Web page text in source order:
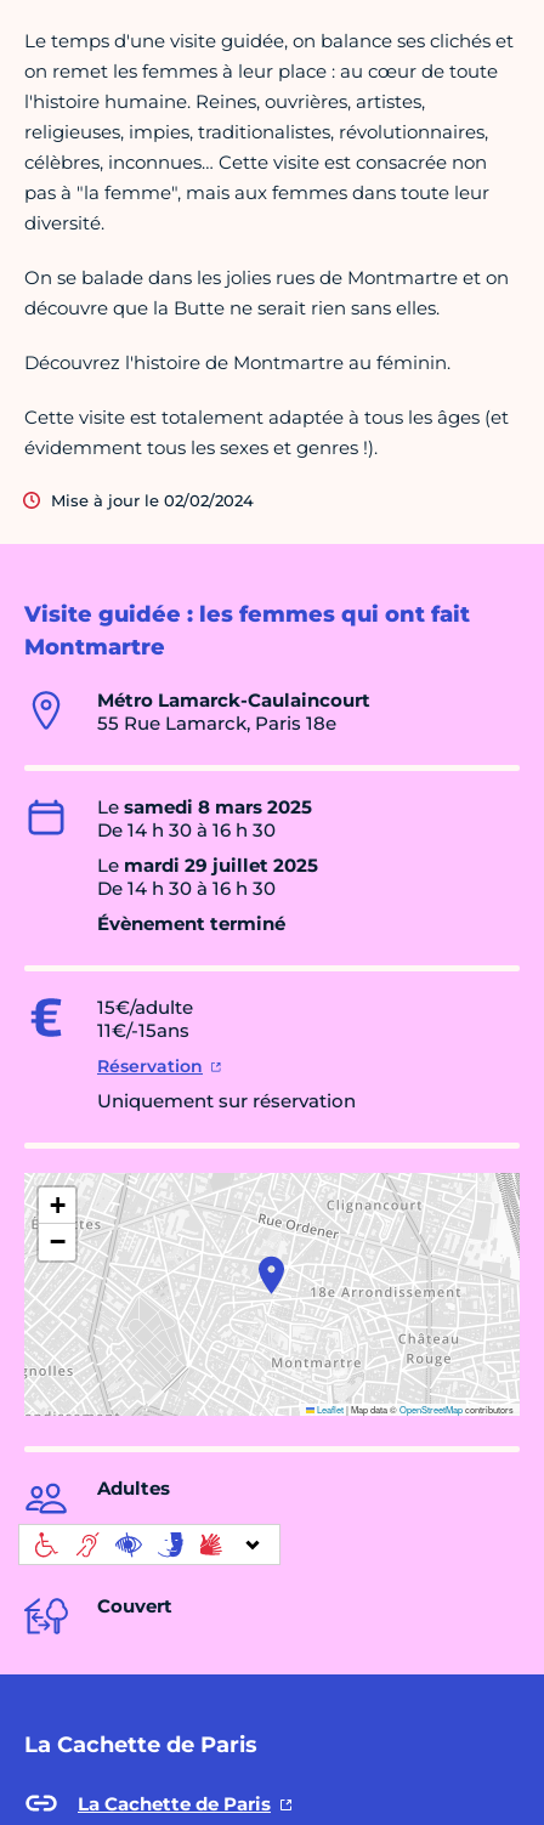
Visite guidée : les femmes qui ont fait
Montmartre
Métro Lamarck-Caulaincourt
55 Rue Lamarck, Paris 18e
Le samedi 8 mars 2025
De 14 h 30 à 16 h 30
Le mardi 29 juillet 2025
De 14 h 30 à 16 h 30
Évènement terminé
15€/adulte
11€/-15ans
Réservation
Uniquement sur réservation
+
−
Leaflet|Map data ©OpenStreetMapcontributors
Adultes
Couvert
La Cachette de Paris
La Cachette de Paris
Le temps d'une visite guidée, on balance ses clichés et
on remet les femmes à leur place : au cœur de toute
l'histoire humaine. Reines, ouvrières, artistes,
religieuses, impies, traditionalistes, révolutionnaires,
célèbres, inconnues… Cette visite est consacrée non
pas à "la femme", mais aux femmes dans toute leur
diversité.
On se balade dans les jolies rues de Montmartre et on
découvre que la Butte ne serait rien sans elles.
Découvrez l'histoire de Montmartre au féminin.
Cette visite est totalement adaptée à tous les âges (et
évidemment tous les sexes et genres !).
Mise à jour le 02/02/2024